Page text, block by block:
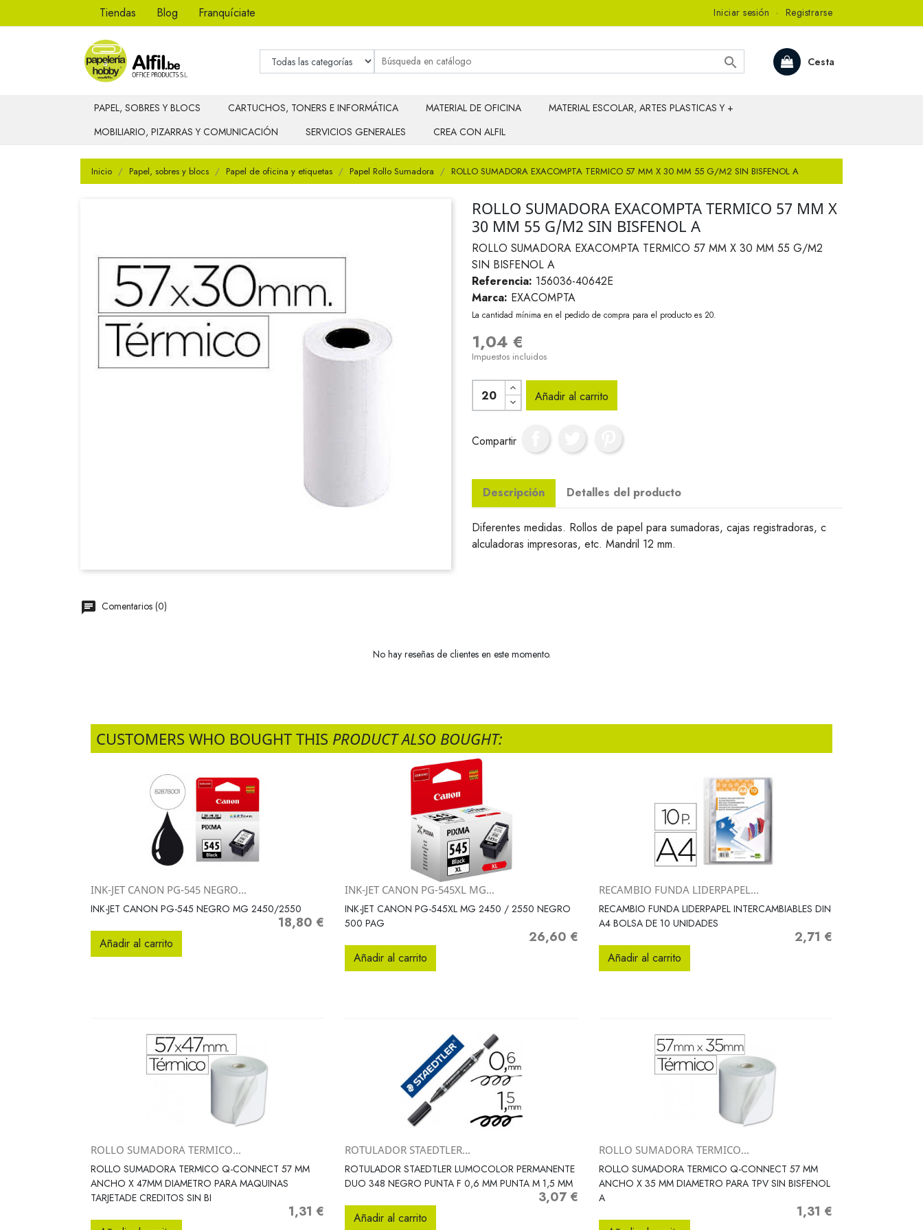
Tiendas Blog Franquíciate Iniciar sesión · Registrarse
Cesta

PAPEL, SOBRES Y BLOCS CARTUCHOS, TONERS E INFORMÁTICA MATERIAL DE OFICINA
MATERIAL ESCOLAR, ARTES PLASTICAS Y +
MOBILIARIO, PIZARRAS Y COMUNICACIÓN
SERVICIOS GENERALES CREA CON ALFIL
Inicio Papel, sobres y blocs Papel de oficina y etiquetas Papel Rollo Sumadora ROLLO SUMADORA EXACOMPTA TERMICO 57 MM X 30 MM 55 G/M2 SIN BISFENOL A
ROLLO SUMADORA EXACOMPTA TERMICO 57 MM X
30 MM 55 G/M2 SIN BISFENOL A
ROLLO SUMADORA EXACOMPTA TERMICO 57 MM X 30 MM 55 G/M2
SIN BISFENOL A
Referencia: 156036-40642E
Marca: EXACOMPTA
La cantidad mínima en el pedido de compra para el producto es 20.
1,04 €
Impuestos incluidos
Añadir al carrito
Compartir
Descripción Detalles del producto
Diferentes medidas. Rollos de papel para sumadoras, cajas registradoras, c
alculadoras impresoras, etc. Mandril 12 mm.
Comentarios (0)
No hay reseñas de clientes en este momento.
CUSTOMERS WHO BOUGHT THIS PRODUCT ALSO BOUGHT:
 Vista rápida
INK-JET CANON PG-545 NEGRO...
INK-JET CANON PG-545 NEGRO MG 2450/2550
Precio
18,80 €
Añadir al carrito
 Vista rápida
INK-JET CANON PG-545XL MG...
INK-JET CANON PG-545XL MG 2450 / 2550 NEGRO
500 PAG
Precio
26,60 €
Añadir al carrito
Vista rápida
RECAMBIO FUNDA LIDERPAPEL...
RECAMBIO FUNDA LIDERPAPEL INTERCAMBIABLES DIN
A4 BOLSA DE 10 UNIDADES
Precio
2,71 €
Añadir al carrito
Vista rápida
ROLLO SUMADORA TERMICO...
ROLLO SUMADORA TERMICO Q-CONNECT 57 MM
ANCHO X 47MM DIAMETRO PARA MAQUINAS
TARJETADE CREDITOS SIN BI
Precio
1,31 €
 Vista rápida
ROTULADOR STAEDTLER...
ROTULADOR STAEDTLER LUMOCOLOR PERMANENTE
DUO 348 NEGRO PUNTA F 0,6 MM PUNTA M 1,5 MM
Precio
3,07 €
Añadir al carrito
Vista rápida
ROLLO SUMADORA TERMICO...
ROLLO SUMADORA TERMICO Q-CONNECT 57 MM
ANCHO X 35 MM DIAMETRO PARA TPV SIN BISFENOL
A
Precio
1,31 €